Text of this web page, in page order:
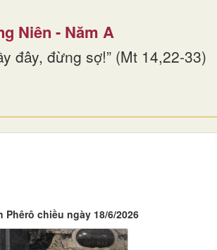
Niên - Năm A
đây, đừng sợ!” (Mt 14,22-33)
chiều ngày 18/6/2026